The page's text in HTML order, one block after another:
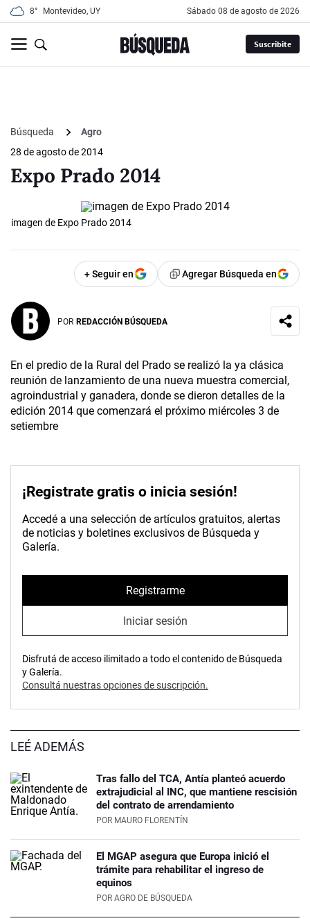
8° Montevideo, UY sábado 08 de agosto de 2026
Suscribite
Búsqueda
Agro
28 de agosto de 2014
Expo Prado 2014
imagen de Expo Prado 2014
+ Seguir en Agregar Búsqueda en
POR REDACCIÓN BÚSQUEDA
En el predio de la Rural del Prado se realizó la ya clásica
reunión de lanzamiento de una nueva muestra comercial,
agroindustrial y ganadera, donde se dieron detalles de la
edición 2014 que comenzará el próximo miércoles 3 de
setiembre
¡Registrate gratis o inicia sesión!
Accedé a una selección de artículos gratuitos, alertas
de noticias y boletines exclusivos de Búsqueda y
Galería.
Registrarme
Iniciar sesión
Disfrutá de acceso ilimitado a todo el contenido de Búsqueda
y Galería.
Consultá nuestras opciones de suscripción.
LEÉ ADEMÁS
Tras fallo del TCA, Antía planteó acuerdo
extrajudicial al INC, que mantiene rescisión
del contrato de arrendamiento
POR MAURO FLORENTÍN
El MGAP asegura que Europa inició el
trámite para rehabilitar el ingreso de
equinos
POR AGRO DE BÚSQUEDA